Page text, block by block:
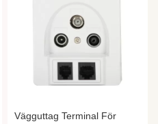
Vägguttag Terminal För